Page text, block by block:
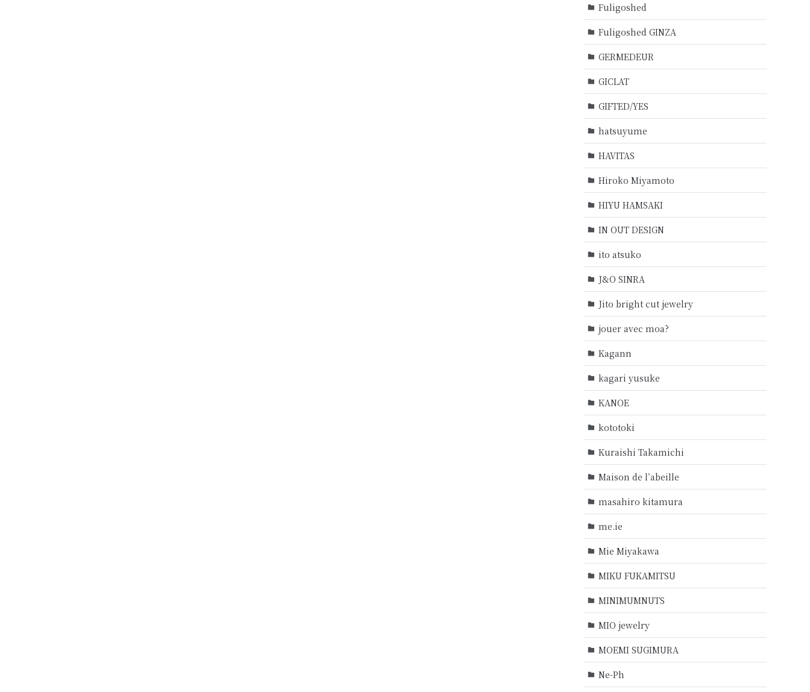
Fuligoshed
Fuligoshed GINZA
GERMEDEUR
GICLAT
GIFTED/YES
hatsuyume
HAVITAS
Hiroko Miyamoto
HIYU HAMSAKI
IN OUT DESIGN
ito atsuko
J&O SINRA
Jito bright cut jewelry
jouer avec moa?
Kagann
kagari yusuke
KANOE
kototoki
Kuraishi Takamichi
Maison de l’abeille
masahiro kitamura
me.ie
Mie Miyakawa
MIKU FUKAMITSU
MINIMUMNUTS
MIO jewelry
MOEMI SUGIMURA
Ne-Ph